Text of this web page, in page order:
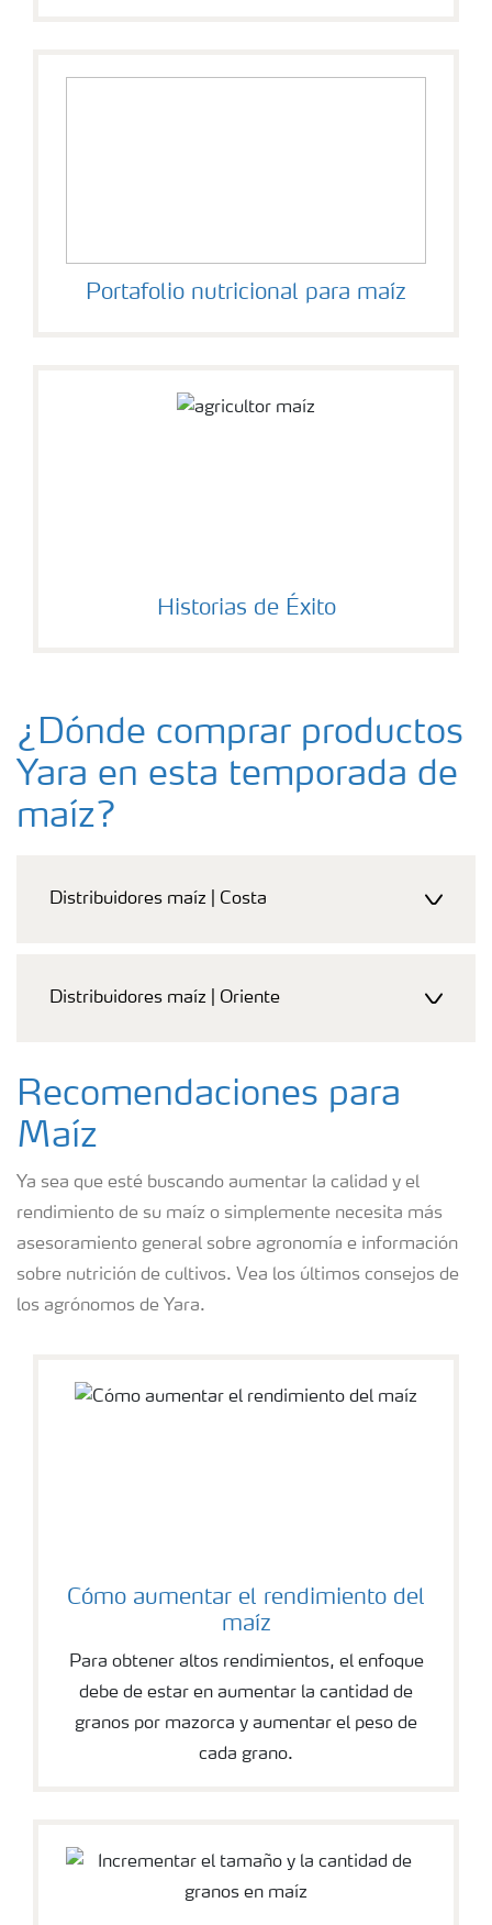
Portafolio nutricional para maíz
Historias de Éxito
¿Dónde comprar productos
Yara en esta temporada de
maíz?
Distribuidores maíz | Costa
Distribuidores maíz | Oriente
Recomendaciones para
Maíz
Ya sea que esté buscando aumentar la calidad y el
rendimiento de su maíz o simplemente necesita más
asesoramiento general sobre agronomía e información
sobre nutrición de cultivos. Vea los últimos consejos de
los agrónomos de Yara.
Cómo aumentar el rendimiento del
maíz
Para obtener altos rendimientos, el enfoque
debe de estar en aumentar la cantidad de
granos por mazorca y aumentar el peso de
cada grano.